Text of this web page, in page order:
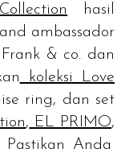
hasil
ambassador
& co. dan
koleksi Love
ring, dan set
, EL PRIMO,
Anda